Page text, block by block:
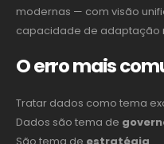
modernas — com visão
capacidade de adaptação
O erro mais
Tratar dados como tema
Dados são tema de